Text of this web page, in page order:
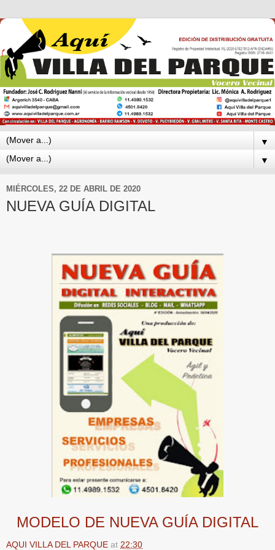
▼
▼
MIÉRCOLES, 22 DE ABRIL DE 2020
NUEVA GUÍA DIGITAL
MODELO DE NUEVA GUÍA DIGITAL
AQUI VILLA DEL PARQUE at 22:30